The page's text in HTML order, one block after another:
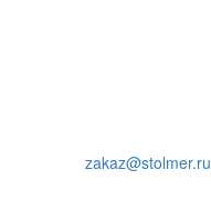
zakaz@stolmer.ru